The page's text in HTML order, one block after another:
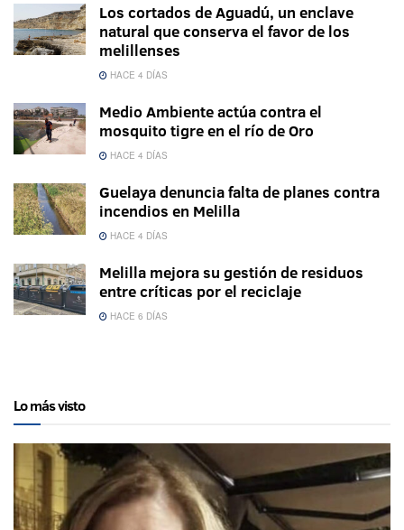
Los cortados de Aguadú, un enclave
natural que conserva el favor de los
melillenses
HACE 4 DÍAS
Medio Ambiente actúa contra el
mosquito tigre en el río de Oro
HACE 4 DÍAS
Guelaya denuncia falta de planes contra
incendios en Melilla
HACE 4 DÍAS
Melilla mejora su gestión de residuos
entre críticas por el reciclaje
HACE 6 DÍAS
Lo más visto